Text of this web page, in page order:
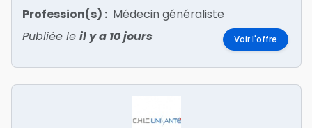
Profession(s) : Médecin généraliste
Publiée le il y a 10 jours Voir l'offre